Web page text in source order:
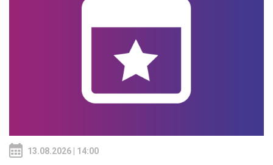
13.08.2026 | 14:00